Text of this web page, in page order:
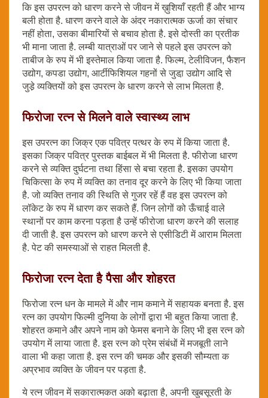
कि इस उपरत्न को धारण करने से जीवन में ख़ुशियाँ रहती हैं और भाग्य
बली होता है. धारण करने वाले के अंदर नकारात्मक ऊर्जा का संचार
नहीं होता, उसका बीमारियों से बचाव होता है. इसे दोस्ती का प्रतीक
भी माना जाता है. लम्बी यात्राओं पर जाने से पहले इस उपरत्न को
ताबीज के रुप में भी इस्तेमाल किया जाता है. फिल्म, टेलीविजन, फैशन
उद्योग, कपडा उद्योग, आर्टीफिशियल गहनों से जुडा़ उद्योग आदि से
जुडे़ व्यक्तियों को इस उपरत्न के धारण करने से लाभ मिलता है.
फिरोजा रत्न से मिलने वाले स्वास्थ्य लाभ
इस उपरत्न का जिक्र एक पवित्र पत्थर के रुप में किया जाता है.
इसका जिक्र पवित्र पुस्तक बाईबल में भी मिलता है. फीरोजा धारण
करने से व्यक्ति दुर्घटना तथा हिंसा से बचा रहता है. इसका उपयोग
चिकित्सा के रुप में व्यक्ति का तनाव दूर करने के लिए भी किया जाता
है. जो व्यक्ति तनाव की स्थिति से गुजर रहें हैं वह इस उपरत्न को
लॉकेट के रुप में धारण कर सकते हैं. जिन लोगों को ऊँचाई वाले
स्थानों पर काम करना पड़ता है उन्हें फीरोजा धारण करने की सलाह
दी जाती है. इस उपरत्न को धारण करने से एसीडिटी में आराम मिलता
है. पेट की समस्याओं से राहत मिलती है.
फिरोजा रत्न देता है पैसा और शोहरत
फिरोजा रत्न धन के मामले में और नाम कमाने में सहायक बनता है. इस
रत्न का उपयोग फिल्मी दुनिया के लोगों द्वारा भी बहुत किया जाता है.
शोहरत कमाने और अपने नाम को फेमस बनाने के लिए भी इस रत्न को
उपयोग में लाया जाता है. इस रत्न को प्रेम संबंधों में मजबूती लाने
वाला भी कहा जाता है. इस रत्न की चमक और इसकी सौम्यता क
अप्रभाव व्यक्ति के जीवन पर पड़ता है.
ये रत्न जीवन में सकारात्मकत अको बढ़ाता है, अपनी खुबसूरती के